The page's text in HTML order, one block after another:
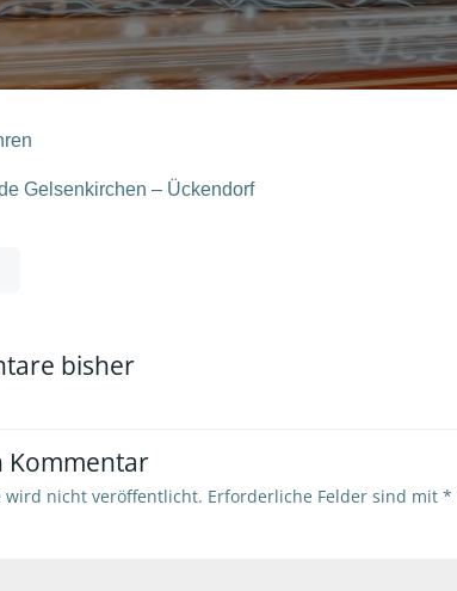
Gelsenkirchen – Ückendorf
bisher
Kommentar
wird nicht veröffentlicht. Erforderliche Felder sind mit *